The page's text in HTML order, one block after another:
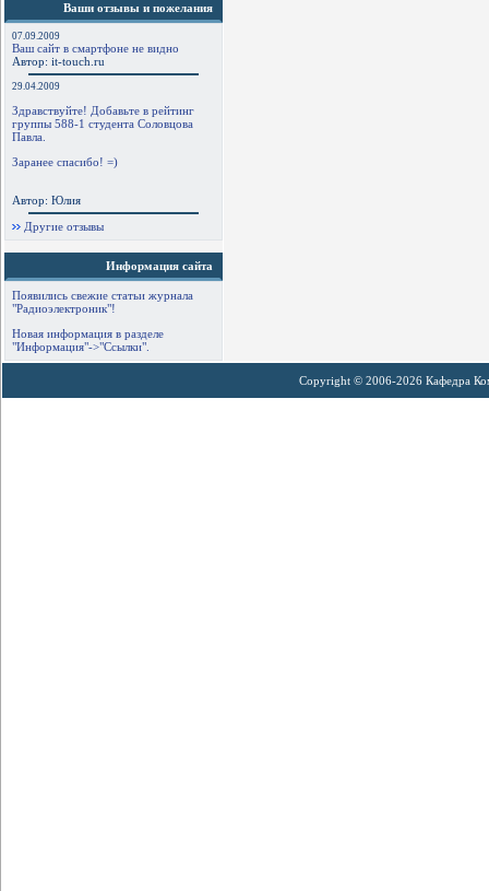
Ваши отзывы и пожелания
07.09.2009
Ваш сайт в смартфоне не видно
Автор: it-touch.ru
29.04.2009
Здравствуйте! Добавьте в рейтинг
группы 588-1 студента Соловцова
Павла.
Заранее спасибо! =)
Автор: Юлия
Другие отзывы
Информация сайта
Появились свежие статьи журнала
"Радиоэлектроник"!
Новая информация в разделе
"Информация"->"Ссылки".
Copyright © 2006-2026 Кафедра